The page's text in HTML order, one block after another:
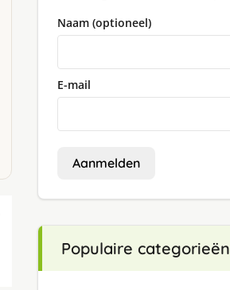
Naam (optioneel)
E-mail
Aanmelden
Populaire categorieën